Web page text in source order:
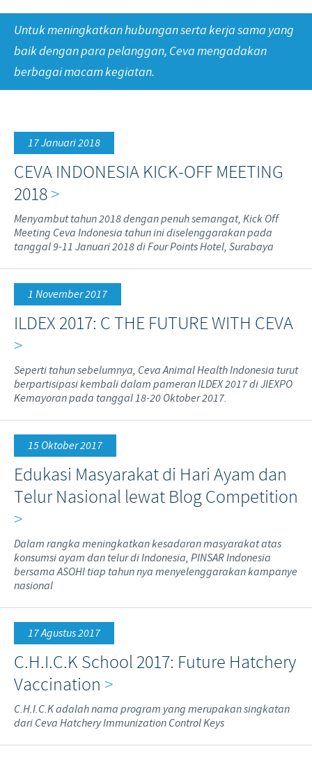
Nilai-nilai kami
Penelitian dan Pengembangan
Produksi
Sapi
Informasi lain
Disease Surveillance
Berita Kegiatan
PERAN & TANGGUNG JAWAB
Fokus pada peranan
Kontribusi
Program pendukung
KARIR
Lowongan Pekerjaan
Proses perekrutan kami
Pengembangan Diri
Untuk meningkatkan hubungan serta kerja sama yang
baik dengan para pelanggan, Ceva mengadakan
berbagai macam kegiatan.
17 Januari 2018
CEVA INDONESIA KICK-OFF MEETING
2018>
Menyambut tahun 2018 dengan penuh semangat, Kick Off
Meeting Ceva Indonesia tahun ini diselenggarakan pada
tanggal 9-11 Januari 2018 di Four Points Hotel, Surabaya
1 November 2017
ILDEX 2017: C THE FUTURE WITH CEVA
>
Seperti tahun sebelumnya, Ceva Animal Health Indonesia turut
berpartisipasi kembali dalam pameran ILDEX 2017 di JIEXPO
Kemayoran pada tanggal 18-20 Oktober 2017.
15 Oktober 2017
Edukasi Masyarakat di Hari Ayam dan
Telur Nasional lewat Blog Competition
>
Dalam rangka meningkatkan kesadaran masyarakat atas
konsumsi ayam dan telur di Indonesia, PINSAR Indonesia
bersama ASOHI tiap tahun nya menyelenggarakan kampanye
nasional
17 Agustus 2017
C.H.I.C.K School 2017: Future Hatchery
Vaccination >
C.H.I.C.K adalah nama program yang merupakan singkatan
dari Ceva Hatchery Immunization Control Keys